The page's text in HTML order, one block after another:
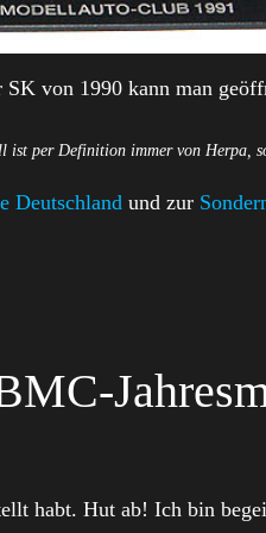
von 1990 kann man
ist per Definition immer von Herpa,
Deutschland und zur
habt. Hut ab! Ich bin